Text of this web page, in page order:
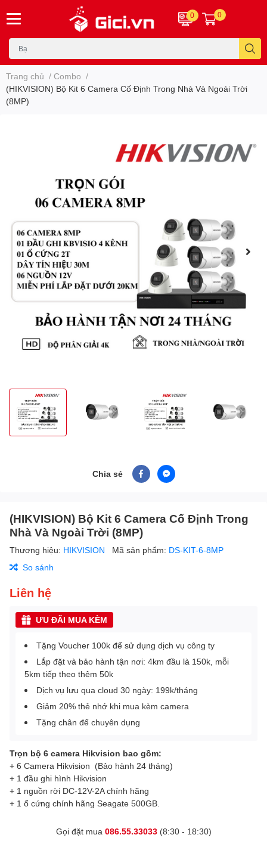
0 0
Trang chủ / Combo /
(HIKVISION) Bộ Kit 6 Camera Cố Định Trong Nhà Và Ngoài Trời
(8MP)
Chia sẻ
(HIKVISION) Bộ Kit 6 Camera Cố Định Trong
Nhà Và Ngoài Trời (8MP)
Thương hiệu: HIKVISION Mã sản phẩm: DS-KIT-6-8MP
So sánh
Liên hệ
ƯU ĐÃI MUA KÈM
Tặng Voucher 100k để sử dụng dịch vụ công ty
Lắp đặt và bảo hành tận nơi: 4km đầu là 150k, mỗi
5km tiếp theo thêm 50k
Dịch vụ lưu qua cloud 30 ngày: 199k/tháng
Giảm 20% thẻ nhớ khi mua kèm camera
Tặng chân đế chuyên dụng
Trọn bộ 6 camera Hikvision bao gồm:
+ 6 Camera Hikvision (Bảo hành 24 tháng)
+ 1 đầu ghi hình Hikvision
+ 1 nguồn rời DC-12V-2A chính hãng
+ 1 ổ cứng chính hãng Seagate 500GB.
Gọi đặt mua 086.55.33033(8:30 - 18:30)